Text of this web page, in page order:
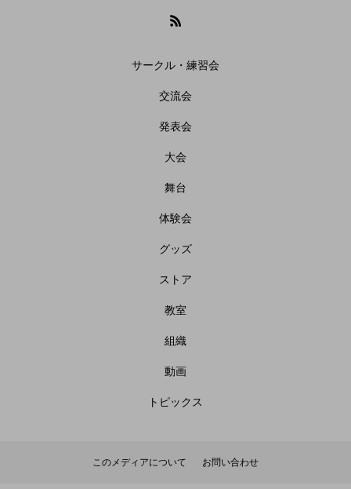
サークル・練習会
交流会
発表会
大会
舞台
体験会
グッズ
ストア
教室
組織
動画
トピックス
このメディアについて お問い合わせ